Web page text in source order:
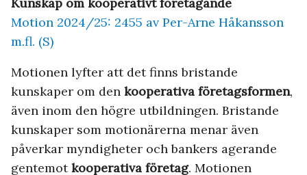
Motion 2024/25: 2455 av Per-Arne Håkansson
m.fl. (S)
Motionen lyfter att det finns bristande
kunskaper om den kooperativa företagsformen,
även inom den högre utbildningen. Bristande
kunskaper som motionärerna menar även
påverkar myndigheter och bankers agerande
gentemotkooperativa företag. Motionen